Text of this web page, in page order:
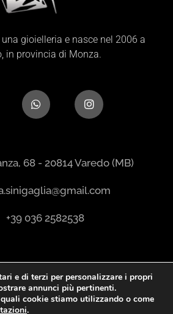
gioielleria e nasce nel 2006 a
in provincia di Monza.
68 - 20814 Varedo (MB)
+39 036 2582538
e di terzi per personalizzare i propri
annunci più pertinenti.
cookie stiamo utilizzando o come
.